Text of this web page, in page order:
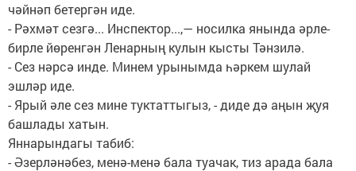
чәйнәп бетергән иде.
- Рәхмәт сезгә... Инспектор...,— носилка янында әрле-
бирле йөренгән Ленарның кулын кысты Тәнзилә.
- Сез нәрсә инде. Минем урынымда һәркем шулай
эшләр иде.
- Ярый әле сез мине туктаттыгыз, - диде дә аңын җуя
башлады хатын.
Яннарындагы табиб:
- Әзерләнәбез, менә-менә бала туачак, тиз арада бала